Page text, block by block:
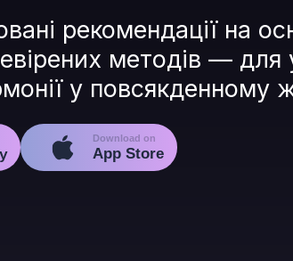
рекомендації на
методів — для
у повсякденному
Download on
App Store